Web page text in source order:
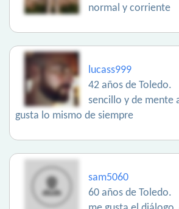
normal y corriente
lucass999
42 años de Toledo.
sencillo y de mente
gusta lo mismo de siempre
sam5060
60 años de Toledo.